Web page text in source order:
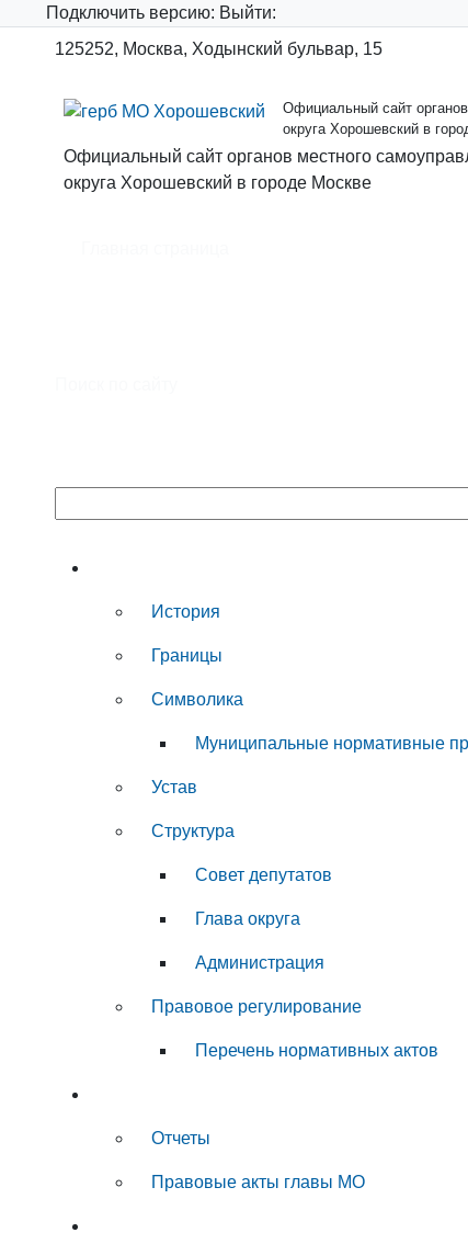
Подключить версию: Выйти:
125252, Москва, Ходынский бульвар, 15
Официальный сайт
округа Хорошевский в
Официальный сайт органов местного
округа Хорошевский в городе Москве
История
Границы
Символика
Муниципальные нормативные
Устав
Структура
Совет депутатов
Глава округа
Администрация
Правовое регулирование
Перечень нормативных актов
Отчеты
Правовые акты главы МО